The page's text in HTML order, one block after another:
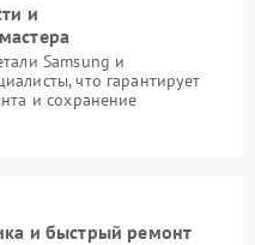
и
Samsung и
что гарантирует
и сохранение
и быстрый ремонт